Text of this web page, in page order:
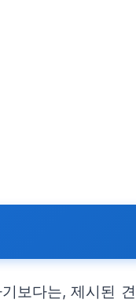
보다는, 제시된